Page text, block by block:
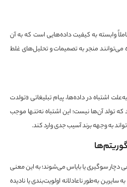
به کیفیت داده‌هایی است که به آن
منجر به تصمیمات و تحلیل‌های غلط
در داده‌ها، پیام تبلیغاتی «تولدت
آن‌ها نیست؛ این اشتباه نه‌تنها موجب
برند آسیب جدی وارد کند.
یا بایاس می‌شوند؛ به این معنی
ناعادلانه اولویت‌بندی یا نادیده